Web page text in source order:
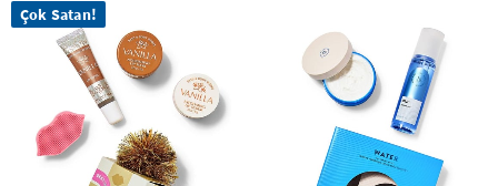
Çok Satan!